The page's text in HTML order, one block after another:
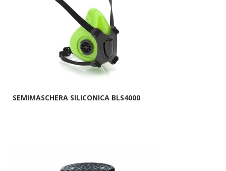
SEMIMASCHERA SILICONICA BLS4000